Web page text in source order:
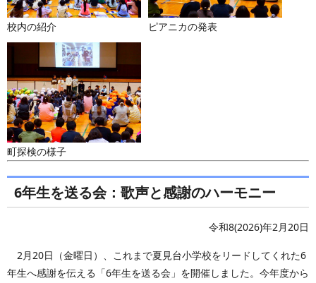
校内の紹介 ピアニカの発表
町探検の様子
6年生を送る会：歌声と感謝のハーモニー
令和8(2026)年2月20日
2月20日（金曜日）、これまで夏見台小学校をリードしてくれた6
年生へ感謝を伝える「6年生を送る会」を開催しました。今年度から